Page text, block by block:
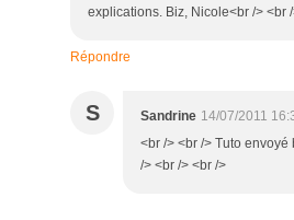
explications. Biz, Nicole<br /> <br
Répondre
S Sandrine 14/07/2011
<br /> <br /> Tuto
/> <br /> <br />